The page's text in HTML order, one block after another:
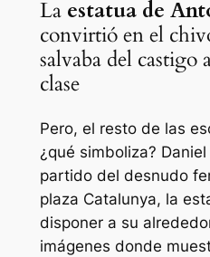
Laestatua de
convirtió en el
salvaba del castigo
clase
Pero, el resto de las
¿qué simboliza?
partido del desnudo
plaza Catalunya, la
disponer a su
imágenes donde